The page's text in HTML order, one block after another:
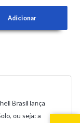
Brasil lança
ou seja: a